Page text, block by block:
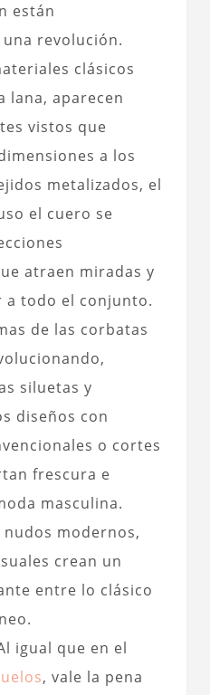
están
revolución.
clásicos
lana, aparecen
vistos que
a los
metalizados, el
el cuero se
atraen miradas y
a todo el conjunto.
de las corbatas
siluetas y
diseños con
o cortes
frescura e
masculina.
modernos,
crean un
entre lo clásico
igual que en el
, vale la pena